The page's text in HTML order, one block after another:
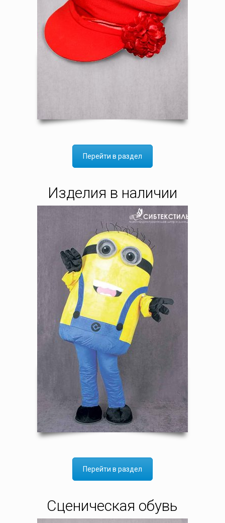
Перейти в раздел
Изделия в наличии
Перейти в раздел
Сценическая обувь